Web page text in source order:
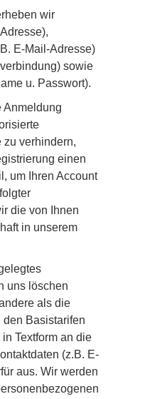
wir
E-Mail-Adresse)
sowie
u. Passwort).
Anmeldung
zu verhindern,
einen
um Ihren Account
die von Ihnen
in unserem
uns löschen
als die
Basistarifen
Textform an die
(z.B. E-
aus. Wir werden